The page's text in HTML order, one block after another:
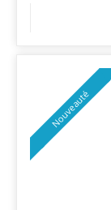
Nouveauté